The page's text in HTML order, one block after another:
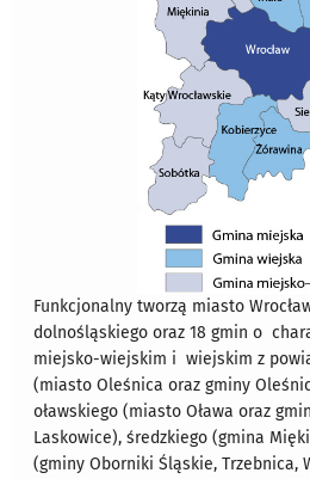
Funkcjonalny tworzą miasto
dolnośląskiego oraz 18 gmin o
miejsko-wiejskim i wiejskim z
(miasto Oleśnica oraz gminy
oławskiego (miasto Oława oraz
Laskowice), średzkiego (gmina
(gminy Oborniki Śląskie, Trzebnica,